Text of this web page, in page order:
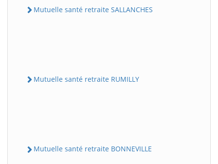
Mutuelle santé retraite SALLANCHES
Mutuelle santé retraite RUMILLY
Mutuelle santé retraite BONNEVILLE